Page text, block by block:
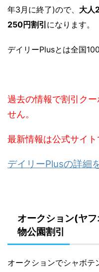
年3月に終了)ので、 大人
250円割引 になります。
デイリーPlusとは全国
過去の情報で割引ク
せん。
最新情報は公式サイ
デイリーPlusの詳細
オークション(ヤ
物公園割引
オークションでシャボテ